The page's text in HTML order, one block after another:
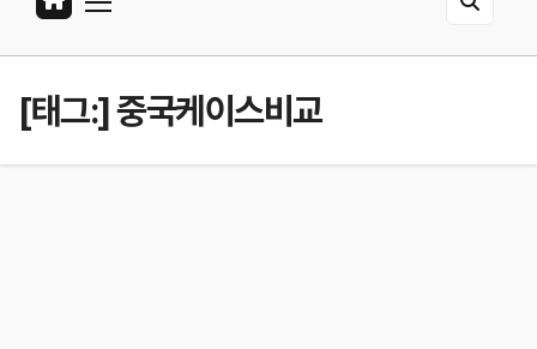
[태그:]중국케이스비교